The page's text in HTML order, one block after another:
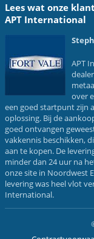
Lees wat onze
APT International
APT
over
een goed startpunt zijn
oplossing. Bij de
goed ontvangen
vakkennis beschikken,
aan te kopen. De
minder dan 24 uur na
onze site in Noordwest
levering was heel vlot
International.